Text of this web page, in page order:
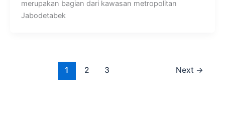
merupakan bagian dari kawasan metropolitan
Jabodetabek
1 2 3 Next →